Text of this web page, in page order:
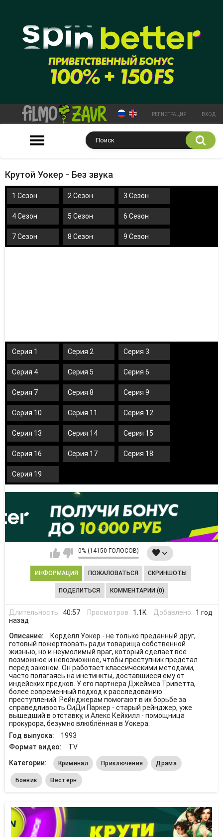
РЕГИСТРАЦИЯ ВХОД
Крутой Уокер - Без звука
1 Сезон 2 Сезон 3 Сезон
4 Сезон 5 Сезон 6 Сезон
7 Сезон 8 Сезон 9 Сезон
Серия 1 Серия 2 Серия 3
Серия 4 Серия 5 Серия 6
Серия 7 Серия 8 Серия 9
Серия 10 Серия 11 Серия 12
Серия 13 Серия 14 Серия 15
Серия 16 Серия 17 Серия 18
Серия 19
0% (14150 ГОЛОСОВ)
ИНФОРМАЦИЯ ПОЖАЛОВАТЬСЯ СКРИНШОТЫ
ПОДЕЛИТЬСЯ КОММЕНТАРИИ (0)
Длительность: 40:57 Просмотров: 1.1K Добавлено: 1 год
назад
Описание:
Корделл Уокер - не только преданный друг,
готовый пожертвовать ради товарища собственной
жизнью, но и неумолимый враг, который сделает всё
возможное и невозможное, чтобы преступник предстал
перед законом. Он работает классическими методами,
часто полагаясь на инстинкты, доставшиеся ему от
индейских предков. У его партнёра Джеймса Триветта,
более современный подход к расследованию
преступлений. Рейнджерам помогают в их борьбе за
справедливость СиДи Паркер - старый рейнджер, уже
вышедший в отставку, и Алекс Кейхилл - помощница
прокурора, безумно влюблённая в Уокера.
Год выпуска:
1993
Формат видео:
TV
Категории:
Криминал Приключения Драма
Боевик Вестерн